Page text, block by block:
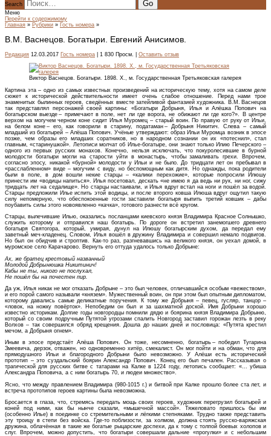
Search
Меню
Перейти к содержимому
Главная » Рубрики » Гость номера »
В.М. Васнецов. Богатыри. Евгений Анисимов.
Редакция 12.03.2017 Гость номера | 1 830 Просм. | Оставить отзыв
Виктор Васнецов. Богатыри. 1898. Х., м. Государственная Третьяковская галерея
Картина эта – одно из самых известных произведений на историческую тему, хотя на самом деле
сюжет к исторической действительности имеет очень слабое отношение. Перед нами трое
знаменитых былинных героев, сведённых вместе затейливой фантазией художника. В.М. Васнецов
так представлял персонажей своей картины: «Богатыри Добрыня, Илья и Алёшка Попович на
богатырском выезде – примечают в поле, нет ли где ворога, не обижают ли где кого?». В центре
верхом на могучем черном коне сидит Илья Муромец – старый воин. По правую от руку от Ильи,
на белом коне – его, как говорили в старину, податаман – Добрыня Никитич. Слева – самый
младший из богатырей – Алёша Попович. Учёные утверждают: образ Ильи Муромца возник в эпосе
позже, чем образы его младших соратников, но в народном сознании он их «потеснил», стал
главным, «старинушкой». Летописи молчат об Илье-богатыре, они знают только Илию Печерского –
одного из первых русских монахов. Конечно, нельзя исключать, что покуролесившие в бурной
молодости богатыри могли на старости уйти в монастырь, чтобы замаливать грехи. Впрочем,
согласно эпосу, никакой «бурной» молодости у Ильи и не было. До тридцати лет он пребывал в
«расслабленном» виде – могучим с виду, но беспомощным как дитя. Но однажды, пока родители
были в поле, в дом вошли некие старцы – «калики перехожие», которые попросили Илюшу
принести им «водицы напиться». Илья посетовал, дескать «не имею я да ведь ни рук, ни ног, сижу
тридцать лет на седалище». Но старцы настаивали, и Илья вдруг встал на ноги и пошёл за водой.
Старцы предложили Илье испить этой водицы, и после второго ковша Илюша вдруг ощутил такую
силу непомерную, что обеспокоенные гости заставили богатыря выпить третий ковшик – дабы
поубавить силы этого новоявленно «качка», готового разнести всё кругом.
Старцы, вылечившие Илью, оказались посланцами киевского князя Владимира Красное Солнышко,
служить которому и отправился наш богатырь. По дороге он встретил занемогшего древнего
богатыря Святогора, который, умирая, дунул на Илюшу богатырским духом, да передал ему
заветный меч-кладенец. Словом, Илья вошёл в дружину Владимира и совершил немало подвигов.
Но был он обидчив и строптив. Как-то раз, разгневавшись на великого князя, он уехал домой, в
муромское село Карачарово. Вернуть его оттуда удалось только Добрыне:
Ах, же братец крестовый названный
Молодой Добрынюшка Никитинич!
Кабы не ты, никого не послухал,
Не пошёл бы на почестен пир.
Да уж, Илья никак не мог отказать Добрыне – это был человек, отличавшийся особым «вежеством»,
и его порой самого называли «князем». Мужественный воин, он при этом был опытным дипломатом,
которому давались самые деликатные поручения. К тому же Добрыня – певец, гусляр, танцор –
«ловок, на ножку повёрток». Непобедим он был и за шахматной доской. Имя Добрыни хорошо
известно историкам. Долгие годы новгородцы помнили дядю и боярина князя Владимира Добрыню,
который со своим подручным Путятой угрозами спалить Новгород заставил горожан лезть в реку
Волхов – так совершился обряд крещения. Дошла до наших дней и пословица: «Путята крестил
мечом, а Добрыня огнем».
Иным в эпосе предстаёт Алёша Попович. Он тоже, несомненно, богатырь – победил Тугарина
Змеевича, дерзок, отважен, но одновременно хитёр, смекалист. Он мог пойти и на обман, что для
прямодушного Ильи и благородного Добрыни было невозможно. У Алёши есть исторический
прототип – это суздальский боярин Александр Попович. Конец его был печален. Рассказывая о
трагической для русских битве с татарами на Калке в 1224 году, летопись сообщает: «... убиша
Александра Поповича, а с ним богатырь 70, и людеи множество».
Ясно, что между правлением Владимира (980-1015 г.) и битвой при Калке прошло более ста лет, и
встреча прототипов героев картины была невозможна.
Бросается в глаза, что, стремясь передать мощь своих героев, художник перегрузил богатырей и
коней под ними, как бы нынче сказали, «мышечной массой». Тяжеловато пришлось бы им
(особенно Илье) в поединке со стремительными и лёгкими степняками. Трудно также представить
эту троицу в степи без войска. Где-то поблизости, за холмом, должна стоять русско-варяжская
дружина, облачённая в такие же богатые рыцарские доспехи, да к тому с толпой боевых холопов и
слуг. Впрочем, можно допустить, что богатыри совершали дальние «прогулки» и с небольшим